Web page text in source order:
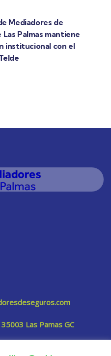
Mediadores de
Las Palmas mantiene
institucional con el
Las Pamas GC